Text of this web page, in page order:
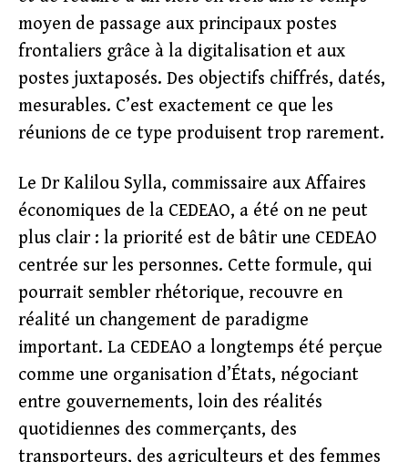
moyen de passage aux principaux postes
frontaliers grâce à la digitalisation et aux
postes juxtaposés. Des objectifs chiffrés, datés,
mesurables. C’est exactement ce que les
réunions de ce type produisent trop rarement.
Le Dr Kalilou Sylla, commissaire aux Affaires
économiques de la CEDEAO, a été on ne peut
plus clair : la priorité est de bâtir une CEDEAO
centrée sur les personnes. Cette formule, qui
pourrait sembler rhétorique, recouvre en
réalité un changement de paradigme
important. La CEDEAO a longtemps été perçue
comme une organisation d’États, négociant
entre gouvernements, loin des réalités
quotidiennes des commerçants, des
transporteurs, des agriculteurs et des femmes